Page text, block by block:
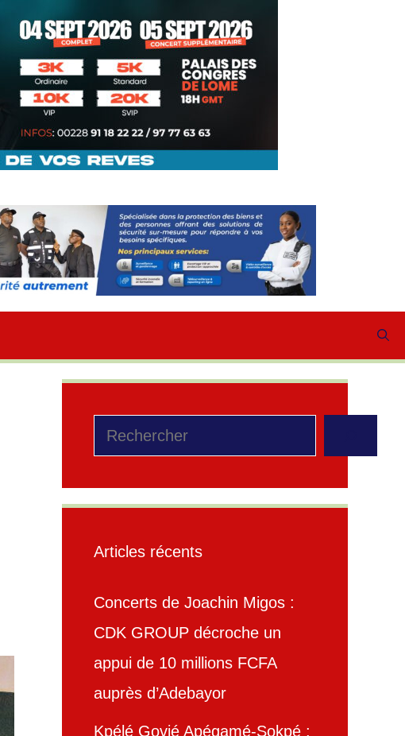
Rechercher
Articles récents
Concerts de Joachin Migos :
CDK GROUP décroche un
appui de 10 millions FCFA
auprès d’Adebayor
Kpélé Govié Apégamé-Sokpé :